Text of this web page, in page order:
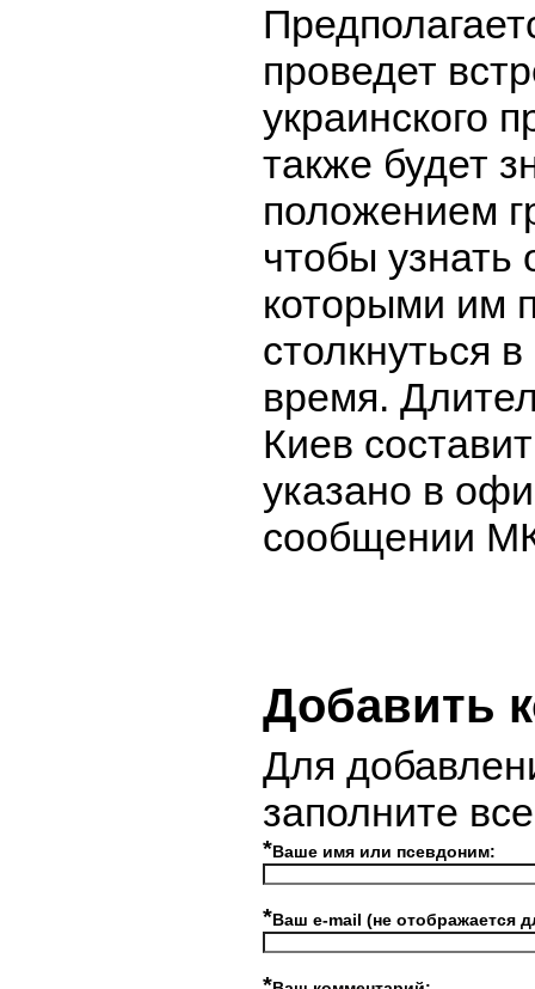
проведет
украинского
также будет
положением
чтобы узнать
которыми им
столкнуться
время.
Киев
указано в
сообщении
Добавить
Для
заполните
*Ваше имя или псевдоним:
*Ваш e-mail (не отображается